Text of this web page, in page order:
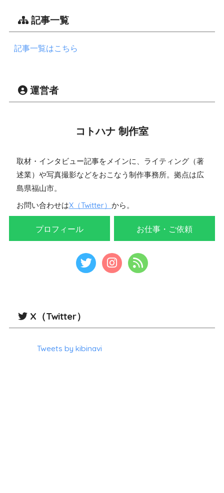
記事一覧
記事一覧はこちら
運営者
コトハナ 制作室
取材・インタビュー記事をメインに、ライティング（著
述業）や写真撮影などをおこなう制作事務所。拠点は広
島県福山市。
お問い合わせはX（Twitter） から。
プロフィール お仕事・ご依頼
X（Twitter）
Tweets by kibinavi